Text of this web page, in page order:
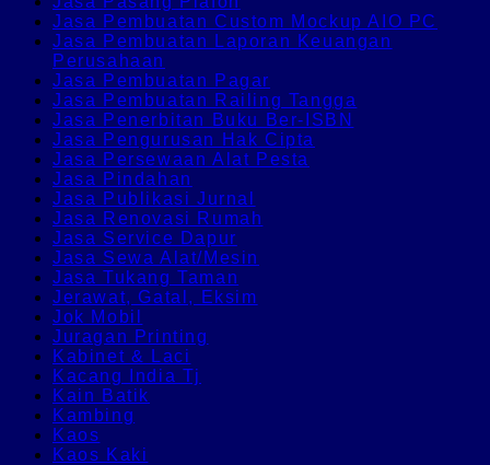
Jasa Pembuatan Custom Mockup AIO PC
Jasa Pembuatan Laporan Keuangan
Perusahaan
Jasa Pembuatan Pagar
Jasa Pembuatan Railing Tangga
Jasa Penerbitan Buku Ber-ISBN
Jasa Pengurusan Hak Cipta
Jasa Persewaan Alat Pesta
Jasa Pindahan
Jasa Publikasi Jurnal
Jasa Renovasi Rumah
Jasa Service Dapur
Jasa Sewa Alat/Mesin
Jasa Tukang Taman
Jerawat, Gatal, Eksim
Jok Mobil
Juragan Printing
Kabinet & Laci
Kacang India Tj
Kain Batik
Kambing
Kaos
Kaos Kaki